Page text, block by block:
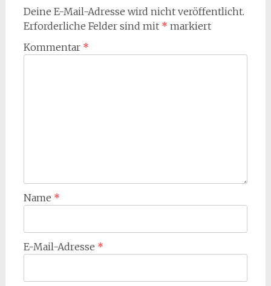
Deine E-Mail-Adresse wird nicht veröffentlicht.
Erforderliche Felder sind mit * markiert
Kommentar *
Name *
E-Mail-Adresse *